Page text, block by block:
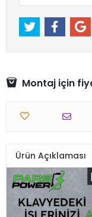
Montaj için
Ürün Açıklaması